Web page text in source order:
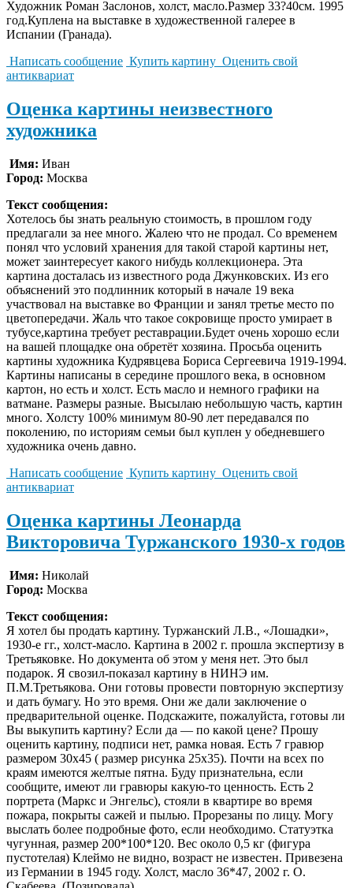
Художник Роман Заслонов, холст, масло.Размер 33?40см. 1995
год.Куплена на выставке в художественной галерее в
Испании (Гранада).
Написать сообщение Купить картину Оценить свой
антиквариат
Оценка картины неизвестного
художника
Имя: Иван
Город: Москва
Текст сообщения:
Хотелось бы знать реальную стоимость, в прошлом году
предлагали за нее много. Жалею что не продал. Со временем
понял что условий хранения для такой старой картины нет,
может заинтересует какого нибудь коллекционера. Эта
картина досталась из известного рода Джунковских. Из его
объяснений это подлинник который в начале 19 века
участвовал на выставке во Франции и занял третье место по
цветопередачи. Жаль что такое сокровище просто умирает в
тубусе,картина требует реставрации.Будет очень хорошо если
на вашей площадке она обретёт хозяина. Просьба оценить
картины художника Кудрявцева Бориса Сергеевича 1919-1994.
Картины написаны в середине прошлого века, в основном
картон, но есть и холст. Есть масло и немного графики на
ватмане. Размеры разные. Высылаю небольшую часть, картин
много. Холсту 100% минимум 80-90 лет передавался по
поколению, по историям семьи был куплен у обедневшего
художника очень давно.
Написать сообщение Купить картину Оценить свой
антиквариат
Оценка картины Леонарда
Викторовича Туржанского 1930-х годов
Имя: Николай
Город: Москва
Текст сообщения:
Я хотел бы продать картину. Туржанский Л.В., «Лошадки»,
1930-е гг., холст-масло. Картина в 2002 г. прошла экспертизу в
Третьяковке. Но документа об этом у меня нет. Это был
подарок. Я свозил-показал картину в НИНЭ им.
П.М.Третьякова. Они готовы провести повторную экспертизу
и дать бумагу. Но это время. Они же дали заключение о
предварительной оценке. Подскажите, пожалуйста, готовы ли
Вы выкупить картину? Если да — по какой цене? Прошу
оценить картину, подписи нет, рамка новая. Есть 7 гравюр
размером 30х45 ( размер рисунка 25х35). Почти на всех по
краям имеются желтые пятна. Буду признательна, если
сообщите, имеют ли гравюры какую-то ценность. Есть 2
портрета (Маркс и Энгельс), стояли в квартире во время
пожара, покрыты сажей и пылью. Прорезаны по лицу. Могу
выслать более подробные фото, если необходимо. Статуэтка
чугунная, размер 200*100*120. Вес около 0,5 кг (фигура
пустотелая) Клеймо не видно, возраст не известен. Привезена
из Германии в 1945 году. Холст, масло 36*47, 2002 г. О.